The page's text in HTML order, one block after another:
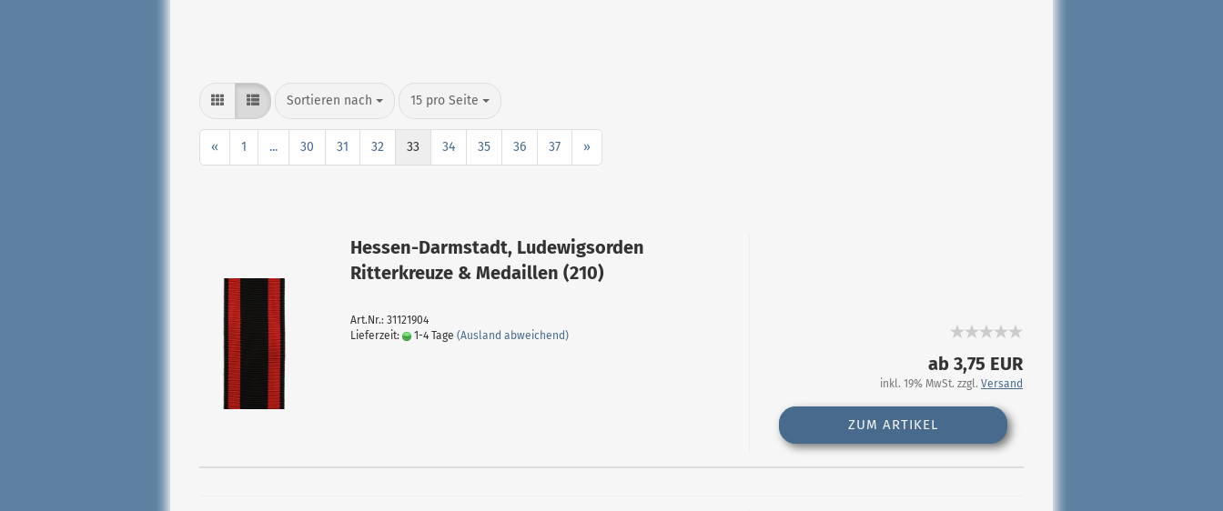
Sortieren nach 15 pro Seite
« 1 ... 30 31 32 33 34 35 36 37 »
Hessen-Darmstadt, Ludewigsorden
Ritterkreuze & Medaillen (210)
Art.Nr.: 31121904
Lieferzeit:
1-4 Tage (Ausland abweichend)
ab 3,75 EUR
inkl. 19% MwSt. zzgl. Versand
ZUM ARTIKEL